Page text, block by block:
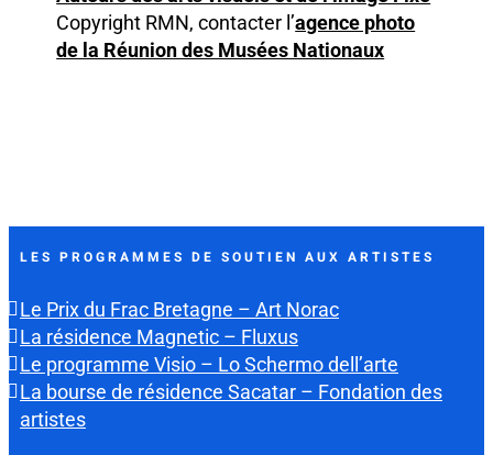
Copyright RMN, contacter l’agence photo
de la Réunion des Musées Nationaux
LES PROGRAMMES DE SOUTIEN AUX ARTISTES
Le Prix du Frac Bretagne – Art Norac
La résidence Magnetic – Fluxus
Le programme Visio – Lo Schermo dell’arte
La bourse de résidence Sacatar – Fondation des
artistes